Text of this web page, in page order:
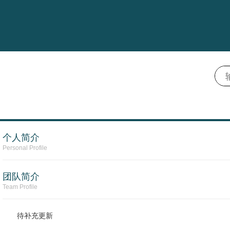
个人简介
Personal Profile
团队简介
Team Profile
待补充更新